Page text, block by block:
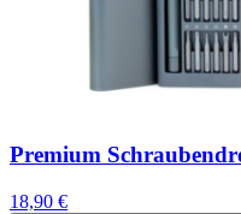
Premium
18,90 €